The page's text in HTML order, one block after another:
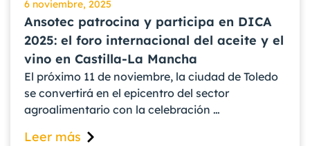
6 noviembre, 2025
Ansotec patrocina y participa en DICA
2025: el foro internacional del aceite y el
vino en Castilla-La Mancha
El próximo 11 de noviembre, la ciudad de Toledo
se convertirá en el epicentro del sector
agroalimentario con la celebración …
Leer más